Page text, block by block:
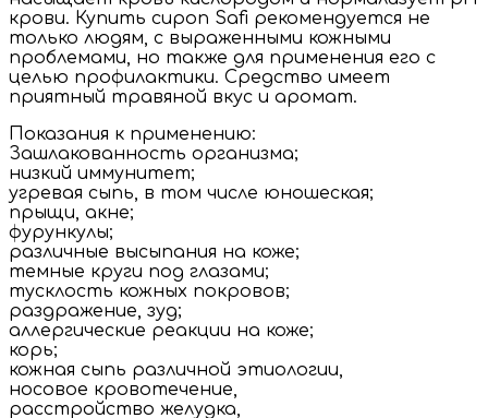
крови. Купить сироп Safi рекомендуется не
только людям, с выраженными кожными
проблемами, но также для применения его с
целью профилактики. Средство имеет
приятный травяной вкус и аромат.
Показания к применению:
Зашлакованность организма;
низкий иммунитет;
угревая сыпь, в том числе юношеская;
прыщи, акне;
фурункулы;
различные высыпания на коже;
темные круги под глазами;
тусклость кожных покровов;
раздражение, зуд;
аллергические реакции на коже;
корь;
кожная сыпь различной этиологии,
носовое кровотечение,
расстройство желудка,